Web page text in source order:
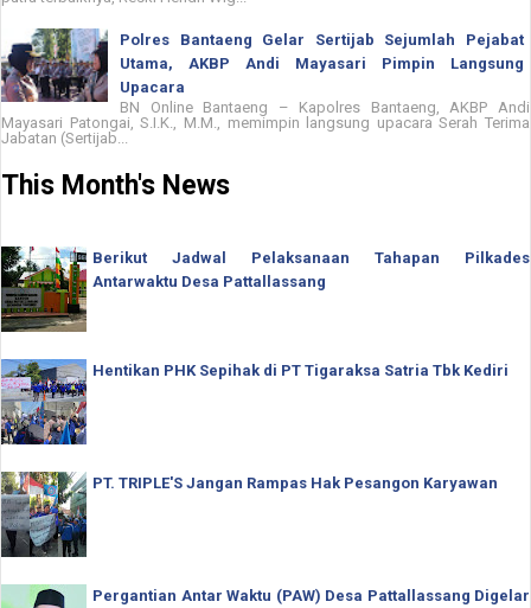
Polres Bantaeng Gelar Sertijab Sejumlah Pejabat
Utama, AKBP Andi Mayasari Pimpin Langsung
Upacara
BN Online Bantaeng – Kapolres Bantaeng, AKBP Andi
Mayasari Patongai, S.I.K., M.M., memimpin langsung upacara Serah Terima
Jabatan (Sertijab...
This Month's News
Berikut Jadwal Pelaksanaan Tahapan Pilkades
Antarwaktu Desa Pattallassang
Hentikan PHK Sepihak di PT Tigaraksa Satria Tbk Kediri
PT. TRIPLE'S Jangan Rampas Hak Pesangon Karyawan
Pergantian Antar Waktu (PAW) Desa Pattallassang Digelar